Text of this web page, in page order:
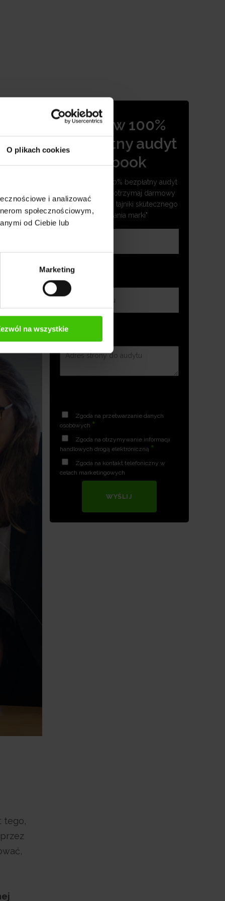
O plikach cookies
i analizować
społecznościowym,
od Ciebie lub
Marketing
na wszystkie
tego,
Zamów 100%
bezpłatny audyt
+ ebook
Umów się na 100% bezpłatny audyt
Twojej strony + otrzymaj darmowy
ebook "LinkedIn: tajniki skutecznego
budowania marki"
Zgoda na przetwarzanie danych
osobowych *
Zgoda na otrzymywanie informacji
handlowych drogą elektroniczną *
Zgoda na kontakt telefoniczny w
celach marketingowych
WYŚLIJ